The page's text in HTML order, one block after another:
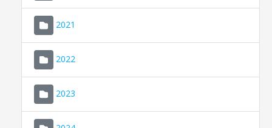
2021
2022
2023